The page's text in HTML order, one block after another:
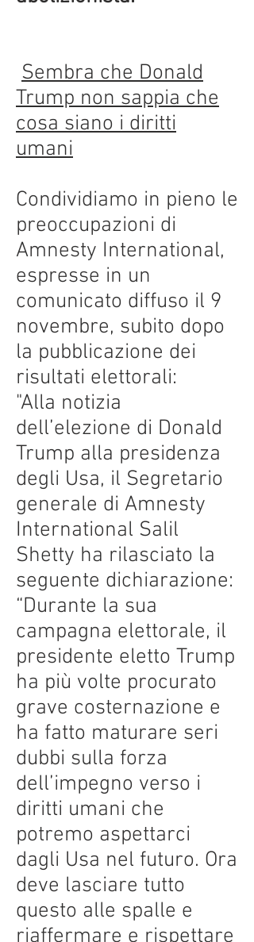
Sembra che Donald
Trump non sappia che
cosa siano i diritti
umani
Condividiamo in pieno le
preoccupazioni di
Amnesty International,
espresse in un
comunicato diffuso il 9
novembre, subito dopo
la pubblicazione dei
risultati elettorali:
"Alla notizia
dell’elezione di Donald
Trump alla presidenza
degli Usa, il Segretario
generale di Amnesty
International Salil
Shetty ha rilasciato la
seguente dichiarazione:
“Durante la sua
campagna elettorale, il
presidente eletto Trump
ha più volte procurato
grave costernazione e
ha fatto maturare seri
dubbi sulla forza
dell’impegno verso i
diritti umani che
potremo aspettarci
dagli Usa nel futuro. Ora
deve lasciare tutto
questo alle spalle e
riaffermare e rispettare